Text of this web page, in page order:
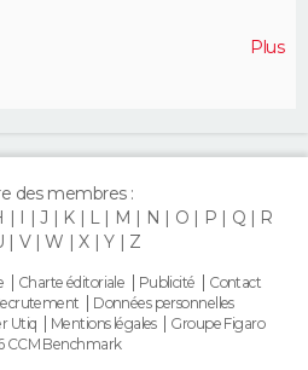
Plus
des membres :
J K L M N O P Q
R
V W X Y Z
Charte éditoriale Publicité
Contact
Données personnelles
Utiq Mentions légales
Groupe Figaro
CCM Benchmark